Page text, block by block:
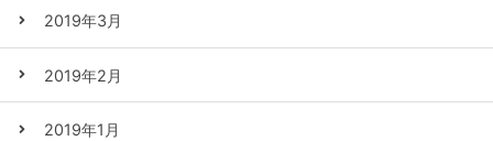
2019年3月
2019年2月
2019年1月